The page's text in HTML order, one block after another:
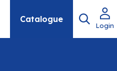
Catalogue
Login